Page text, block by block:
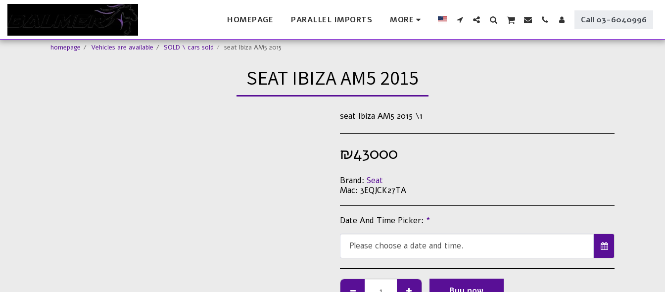
HOMEPAGE PARALLEL IMPORTS MORE Call 03-6040996
homepage Vehicles are available SOLD \ cars sold seat Ibiza AM5 2015
SEAT IBIZA AM5 2015
seat Ibiza AM5 2015 \1
₪43000
Brand: Seat
Mac: 3EQJCK27TA
Date And Time Picker: *
Please choose a date and time.